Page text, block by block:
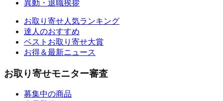
異動・退職挨拶
お取り寄せ人気ランキング
達人のおすすめ
ベストお取り寄せ大賞
お得＆最新ニュース
お取り寄せモニター審査
募集中の商品